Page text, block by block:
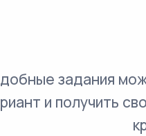
задания
и получить